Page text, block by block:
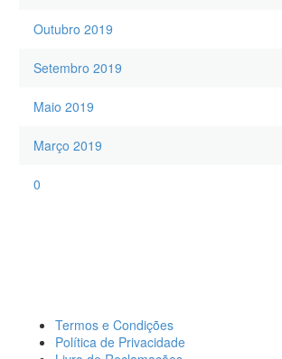
Outubro 2019
Setembro 2019
Maio 2019
Março 2019
0
Termos e Condições
Política de Privacidade